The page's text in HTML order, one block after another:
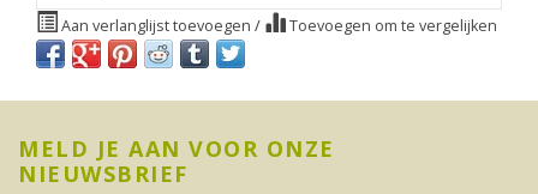
Aan verlanglijst toevoegen / Toevoegen om te vergelijken
MELD JE AAN VOOR ONZE
NIEUWSBRIEF